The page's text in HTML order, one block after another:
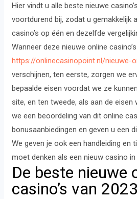
Hier vindt u alle beste nieuwe
voortdurend bij, zodat u gemakkelijk
casino’s op één en dezelfde
Wanneer deze nieuwe online casino’s
https://onlinecasinopoint.nl/nieuwe-
verschijnen, ten eerste, zorgen we
bepaalde eisen voordat we ze
site, en ten tweede, als aan de eisen
we een beoordeling van dit online
bonusaanbiedingen en geven u een
We geven je ook een handleiding en
moet denken als een nieuw casino
De beste nieuwe
casino’s van 2023